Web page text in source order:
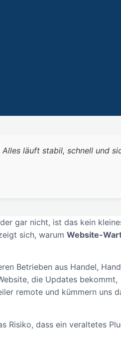
läuft stabil, schnell und
gar nicht, ist das kein
sich, warum Website-
Betrieben aus Handel,
die Updates bekommt,
remote und kümmern uns
Risiko, dass ein veraltetes